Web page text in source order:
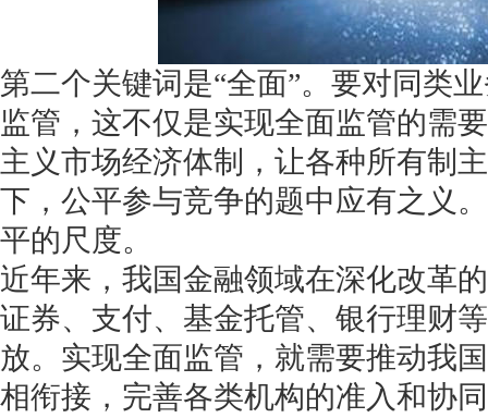
第二个关键词是“全面”。要对同类
监管，这不仅是实现全面监管的需
主义市场经济体制，让各种所有制
下，公平参与竞争的题中应有之义
平的尺度。
近年来，我国金融领域在深化改革
证券、支付、基金托管、银行理财
放。实现全面监管，就需要推动我
相衔接，完善各类机构的准入和协